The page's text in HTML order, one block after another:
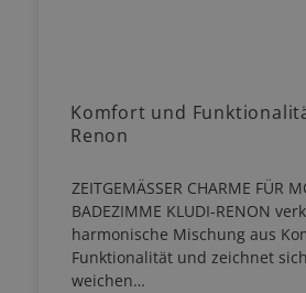
Komfort und
Renon
ZEITGEMÄSSER CHARME FÜR
BADEZIMME KLUDI-RENON
harmonische Mischung aus
Funktionalität und zeichnet
weichen…